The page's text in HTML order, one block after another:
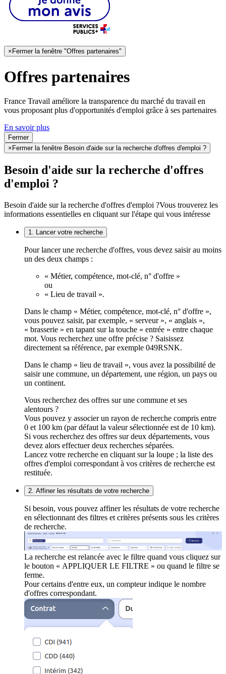
× Fermer la fenêtre "Offres partenaires"
Offres partenaires
France Travail améliore la transparence du marché du travail en
vous proposant plus d'opportunités d'emploi grâce à ses partenaires
En savoir plus
Fermer
× Fermer la fenêtre Besoin d'aide sur la recherche d'offres d'emploi ?
Besoin d'aide sur la recherche d'offres
d'emploi ?
Besoin d'aide sur la recherche d'offres d'emploi ?Vous trouverez les
informations essentielles en cliquant sur l'étape qui vous intéresse
1. Lancer votre recherche
Pour lancer une recherche d'offres, vous devez saisir au moins
un des deux champs :
« Métier, compétence, mot-clé, n° d'offre »
ou
« Lieu de travail ».
Dans le champ « Métier, compétence, mot-clé, n° d'offre »,
vous pouvez saisir, par exemple, « serveur », « anglais »,
« brasserie » en tapant sur la touche « entrée » entre chaque
mot. Vous recherchez une offre précise ? Saisissez
directement sa référence, par exemple 049RSNK.
Dans le champ « lieu de travail », vous avez la possibilité de
saisir une commune, un département, une région, un pays ou
un continent.
Vous recherchez des offres sur une commune et ses
alentours ?
Vous pouvez y associer un rayon de recherche compris entre
0 et 100 km (par défaut la valeur sélectionnée est de 10 km).
Si vous recherchez des offres sur deux départements, vous
devez alors effectuer deux recherches séparées.
Lancez votre recherche en cliquant sur la loupe ; la liste des
offres d'emploi correspondant à vos critères de recherche est
restituée.
2. Affiner les résultats de votre recherche
Si besoin, vous pouvez affiner les résultats de votre recherche
en sélectionnant des filtres et critères présents sous les critères
de recherche.
La recherche est relancée avec le filtre quand vous cliquez sur
le bouton « APPLIQUER LE FILTRE » ou quand le filtre se
ferme.
Pour certains d'entre eux, un compteur indique le nombre
d'offres correspondant.